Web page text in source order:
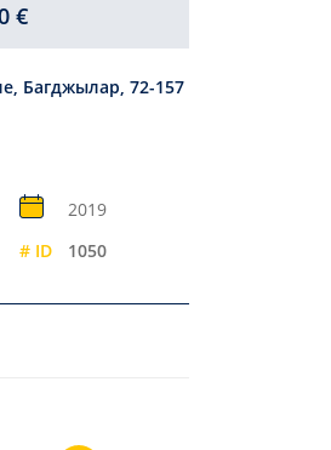
€
Багджылар, 72-157
2019
# ID 1050